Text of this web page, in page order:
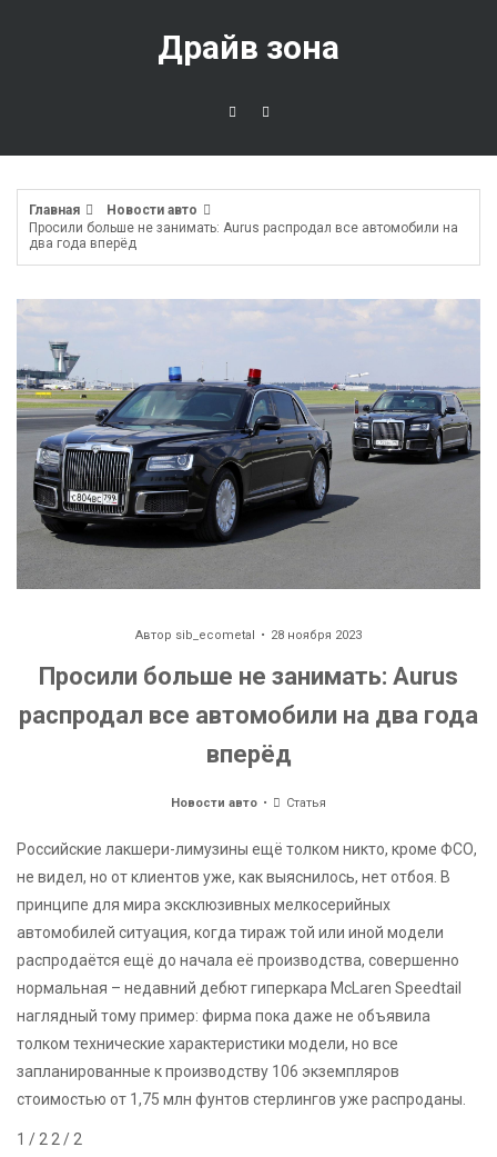
Драйв зона
Главная
Новости авто
Просили больше не занимать: Aurus распродал все автомобили на
два года вперёд
Автор sib_ecometal 28 ноября 2023
Просили больше не занимать: Aurus
распродал все автомобили на два года
вперёд
Новости авто Статья
Российские лакшери-лимузины ещё толком никто, кроме ФСО,
не видел, но от клиентов уже, как выяснилось, нет отбоя. В
принципе для мира эксклюзивных мелкосерийных
автомобилей ситуация, когда тираж той или иной модели
распродаётся ещё до начала её производства, совершенно
нормальная – недавний дебют гиперкара McLaren Speedtail
наглядный тому пример: фирма пока даже не объявила
толком технические характеристики модели, но все
запланированные к производству 106 экземпляров
стоимостью от 1,75 млн фунтов стерлингов уже распроданы.
1 / 22/ 2